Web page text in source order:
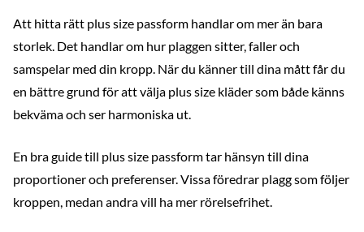
Att hitta rätt plus size passform handlar om mer än bara
storlek. Det handlar om hur plaggen sitter, faller och
samspelar med din kropp. När du känner till dina mått får du
en bättre grund för att välja plus size kläder som både känns
bekväma och ser harmoniska ut.
En bra guide till plus size passform tar hänsyn till dina
proportioner och preferenser. Vissa föredrar plagg som följer
kroppen, medan andra vill ha mer rörelsefrihet.